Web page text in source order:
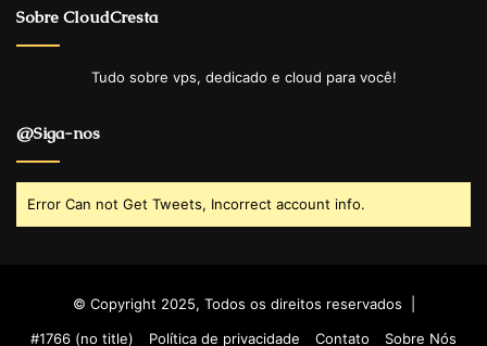
Sobre CloudCresta
Tudo sobre vps, dedicado e cloud para você!
@Siga-nos
Error Can not Get Tweets, Incorrect account info.
© Copyright 2025, Todos os direitos reservados |
#1766 (no title)
Política de privacidade Contato
Sobre Nós